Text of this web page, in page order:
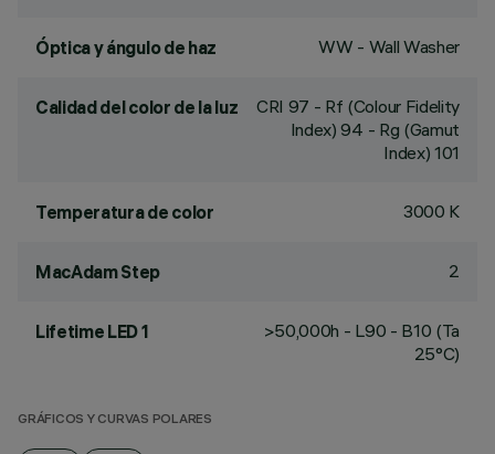
Óptica y ángulo de haz WW - Wall Washer
Calidad del color de la luz CRI 97 - Rf (Colour Fidelity
Index) 94 - Rg (Gamut
Index) 101
Temperatura de color 3000 K
MacAdam Step 2
Lifetime LED 1
>50,000h - L90 - B10 (Ta
25°C)
GRÁFICOS Y CURVAS POLARES